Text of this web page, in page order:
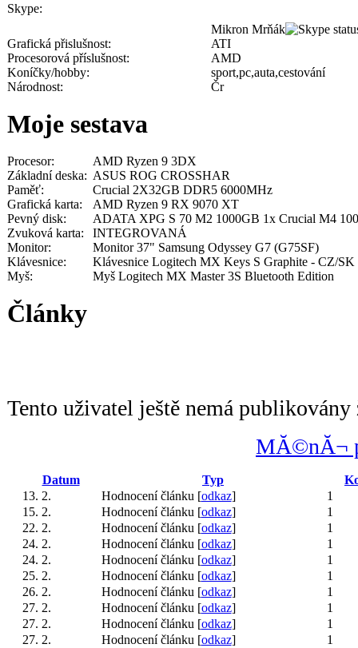
Skype:
Mikron Mrňák
Grafická přislušnost:
ATI
Procesorová příslušnost:
AMD
Koníčky/hobby:
sport,pc,auta,cestování
Národnost:
Čr
Moje sestava
Procesor:
AMD Ryzen 9 3DX
Základní deska: ASUS ROG CROSSHAR
Paměť:
Crucial 2X32GB DDR5 6000MHz
Grafická karta:
AMD Ryzen 9 RX 9070 XT
Pevný disk:
ADATA XPG S 70 M2 1000GB 1x Crucial M4
Zvuková karta:
INTEGROVANÁ
Monitor:
Monitor 37" Samsung Odyssey G7 (G75SF)
Klávesnice:
Klávesnice Logitech MX Keys S Graphite - CZ/SK
Myš:
Myš Logitech MX Master 3S Bluetooth Edition
Články
Tento uživatel ještě nemá publikovány
MĂ©nĂ¬
Datum Typ
13. 2.
Hodnocení článku [odkaz]
1
15. 2.
Hodnocení článku [odkaz]
1
22. 2.
Hodnocení článku [odkaz]
1
24. 2.
Hodnocení článku [odkaz]
1
24. 2.
Hodnocení článku [odkaz]
1
25. 2.
Hodnocení článku [odkaz]
1
26. 2.
Hodnocení článku [odkaz]
1
27. 2.
Hodnocení článku [odkaz]
1
27. 2.
Hodnocení článku [odkaz]
1
27. 2.
Hodnocení článku [odkaz]
1